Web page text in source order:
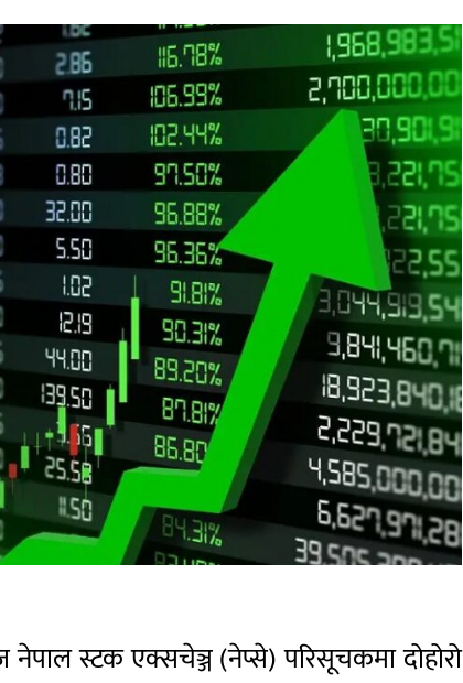
नेपाल स्टक एक्सचेञ्ज (नेप्से) परिसूचकमा दोहोरो